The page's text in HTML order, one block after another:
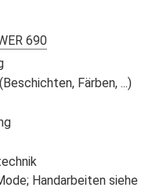
690
Färben, ...)
Handarbeiten siehe